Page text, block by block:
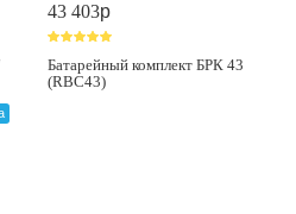
43 403p
Батарейный комплект БРК 43
(RBC43)